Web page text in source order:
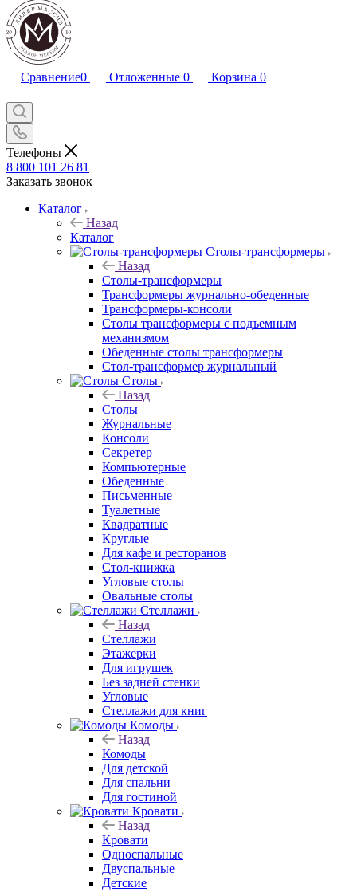
Сравнение0 Отложенные 0 Корзина 0
Телефоны
8 800 101 26 81
Заказать звонок
Каталог
Назад
Каталог
Столы-трансформеры
Назад
Столы-трансформеры
Трансформеры журнально-обеденные
Трансформеры-консоли
Столы трансформеры с подъемным
механизмом
Обеденные столы трансформеры
Стол-трансформер журнальный
Столы
Назад
Столы
Журнальные
Консоли
Секретер
Компьютерные
Обеденные
Письменные
Туалетные
Квадратные
Круглые
Для кафе и ресторанов
Стол-книжка
Угловые столы
Овальные столы
Стеллажи
Назад
Стеллажи
Этажерки
Для игрушек
Без задней стенки
Угловые
Стеллажи для книг
Комоды
Назад
Комоды
Для детской
Для спальни
Для гостиной
Кровати
Назад
Кровати
Односпальные
Двуспальные
Детские